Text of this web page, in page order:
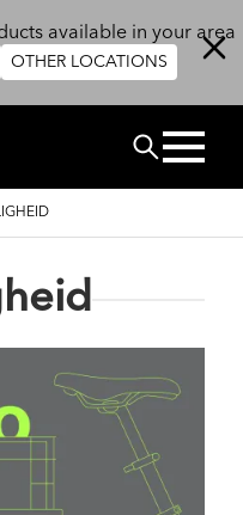
available in your area
OTHER LOCATIONS
ZOEK